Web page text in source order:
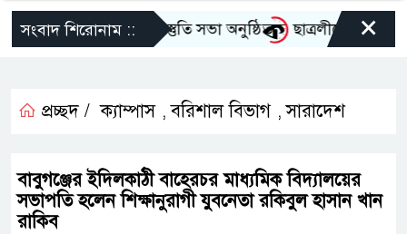
সংবাদ শিরোনাম ::
২০২৬ এর আগাম প্রস্তুতি সভা অনুষ্ঠিত ছাত্রলীগের দোসর
×
প্রচ্ছদ / ক্যাম্পাস ,বরিশাল বিভাগ ,সারাদেশ
বাবুগঞ্জের ইদিলকাঠী বাহেরচর মাধ্যমিক বিদ্যালয়ের
সভাপতি হলেন শিক্ষানুরাগী যুবনেতা রকিবুল হাসান খান
রাকিব